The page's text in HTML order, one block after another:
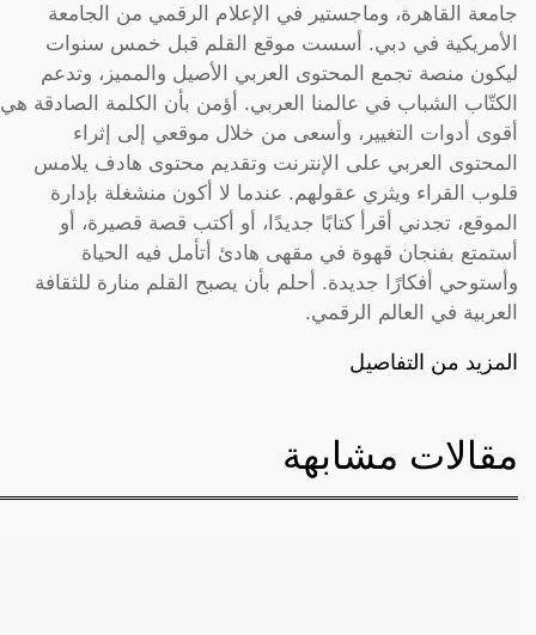
جامعة القاهرة، وماجستير في الإعلام الرقمي من الجامعة
الأمريكية في دبي. أسست موقع القلم قبل خمس سنوات
ليكون منصة تجمع المحتوى العربي الأصيل والمميز، وتدعم
الكتّاب الشباب في عالمنا العربي. أؤمن بأن الكلمة الصادقة هي
أقوى أدوات التغيير، وأسعى من خلال موقعي إلى إثراء
المحتوى العربي على الإنترنت وتقديم محتوى هادف يلامس
قلوب القراء ويثري عقولهم. عندما لا أكون منشغلة بإدارة
الموقع، تجدني أقرأ كتابًا جديدًا، أو أكتب قصة قصيرة، أو
أستمتع بفنجان قهوة في مقهى هادئ أتأمل فيه الحياة
وأستوحي أفكارًا جديدة. أحلم بأن يصبح القلم منارة للثقافة
العربية في العالم الرقمي.
المزيد من التفاصيل
مقالات مشابهة